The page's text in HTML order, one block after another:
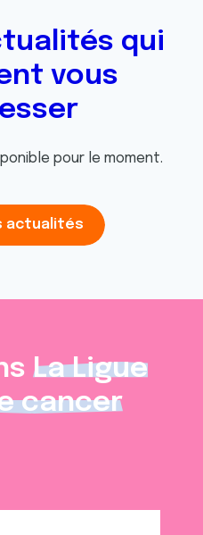
qui
vous
pour le moment.
actualités
La Ligue
cancer